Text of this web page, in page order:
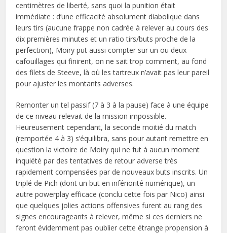
centimètres de liberté, sans quoi la punition était
immédiate : d’une efficacité absolument diabolique dans
leurs tirs (aucune frappe non cadrée à relever au cours des
dix premières minutes et un ratio tirs/buts proche de la
perfection), Moiry put aussi compter sur un ou deux
cafouillages qui finirent, on ne sait trop comment, au fond
des filets de Steeve, là où les tartreux n’avait pas leur pareil
pour ajuster les montants adverses.
Remonter un tel passif (7 à 3 à la pause) face à une équipe
de ce niveau relevait de la mission impossible.
Heureusement cependant, la seconde moitié du match
(remportée 4 à 3) s’équilibra, sans pour autant remettre en
question la victoire de Moiry qui ne fut à aucun moment
inquiété par des tentatives de retour adverse très
rapidement compensées par de nouveaux buts inscrits. Un
triplé de Pich (dont un but en infériorité numérique), un
autre powerplay efficace (conclu cette fois par Nico) ainsi
que quelques jolies actions offensives furent au rang des
signes encourageants à relever, même si ces derniers ne
feront évidemment pas oublier cette étrange propension à